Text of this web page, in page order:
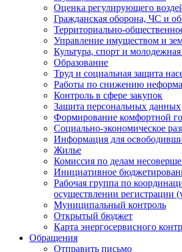
Оценка регулирующего
Гражданская оборона, ЧС и
Территориально-
Управление имуществом и
Культура, спорт и
Образование
Труд и социальная защита
Работы по снижению
Контроль в сфере закупок
Защита персональных данных
Формирование комфортной
Социально-экономическое
Информация для
Жилье
Комиссия по делам
Инициативное
Рабочая группа по
осуществлении регистрации
Муниципальный контроль
Открытый бюджет
Карта энергосервисного
Обращения
Отправить письмо